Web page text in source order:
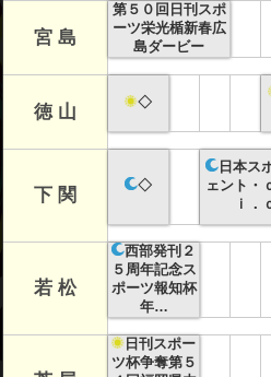
宮 島
第５０回日刊スポ
ーツ栄光楯新春広
島ダービー
徳 山 ◇
下 関 ◇
日本ス
ェント・
ｉ．
若 松
西部発刊２
５周年記念ス
ポーツ報知杯
年…
日刊スポー
ツ杯争奪第５